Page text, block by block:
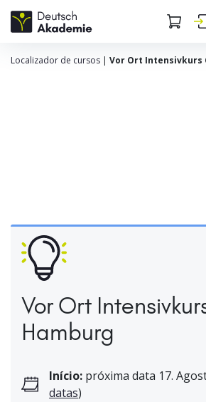
Localizador de cursos | Vor Ort Intensivkurs
Vor Ort
Hamburg
Início: próxima data 17.
datas)